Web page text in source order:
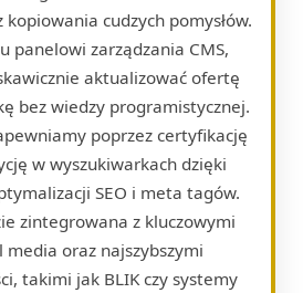
cudzych pomysłów.
panelowi zarządzania CMS,
aktualizować ofertę
bez wiedzy programistycznej.
poprzez certyfikację
w wyszukiwarkach dzięki
SEO i meta tagów.
zintegrowana z kluczowymi
oraz najszybszymi
takimi jak BLIK czy systemy